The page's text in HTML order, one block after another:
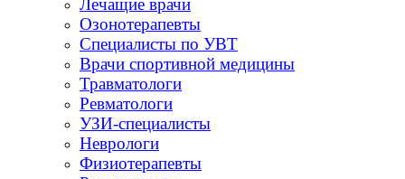
Лечащие врачи
Озонотерапевты
Специалисты по УВТ
Врачи спортивной медицины
Травматологи
Ревматологи
УЗИ-специалисты
Неврологи
Физиотерапевты